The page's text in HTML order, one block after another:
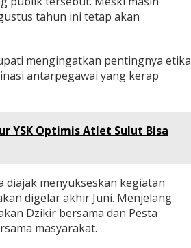
tahun ini tetap akan
mengingatkan pentingnya etika
antarpegawai yang kerap
YSK Optimis Atlet Sulut Bisa
diajak menyukseskan kegiatan
digelar akhir Juni. Menjelang
Dzikir bersama dan Pesta
masyarakat.